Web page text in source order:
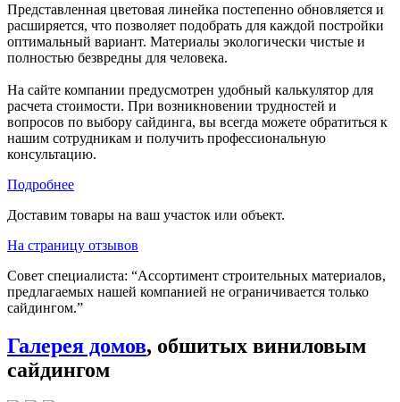
Представленная цветовая линейка постепенно обновляется и
расширяется, что позволяет подобрать для каждой постройки
оптимальный вариант. Материалы экологически чистые и
полностью безвредны для человека.
На сайте компании предусмотрен удобный калькулятор для
расчета стоимости. При возникновении трудностей и
вопросов по выбору сайдинга, вы всегда можете обратиться к
нашим сотрудникам и получить профессиональную
консультацию.
Подробнее
Доставим товары на ваш участок или объект.
На страницу отзывов
Совет специалиста: “Ассортимент строительных материалов,
предлагаемых нашей компанией не ограничивается только
сайдингом.”
Галерея домов, обшитых виниловым
сайдингом